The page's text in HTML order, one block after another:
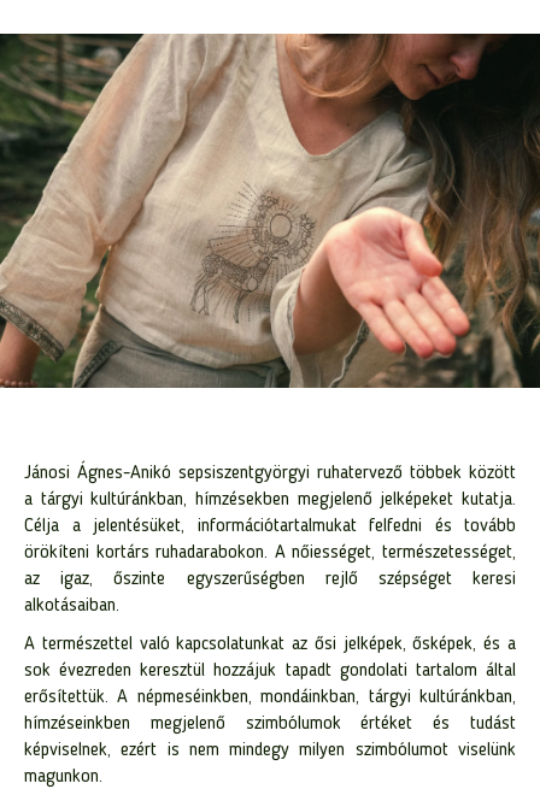
Jánosi Ágnes-Anikó sepsiszentgyörgyi ruhatervező többek között
a tárgyi kultúránkban, hímzésekben megjelenő jelképeket kutatja.
Célja a jelentésüket, információtartalmukat felfedni és tovább
örökíteni kortárs ruhadarabokon. A nőiességet, természetességet,
az igaz, őszinte egyszerűségben rejlő szépséget keresi
alkotásaiban.
A természettel való kapcsolatunkat az ősi jelképek, ősképek, és a
sok évezreden keresztül hozzájuk tapadt gondolati tartalom által
erősítettük. A népmeséinkben, mondáinkban, tárgyi kultúránkban,
hímzéseinkben megjelenő szimbólumok értéket és tudást
képviselnek, ezért is nem mindegy milyen szimbólumot viselünk
magunkon.